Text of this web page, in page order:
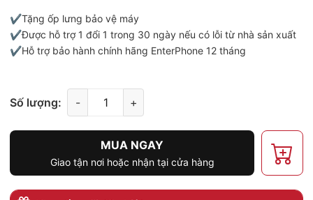
✔️Tặng ốp lưng bảo vệ máy
✔️Được hỗ trợ 1 đổi 1 trong 30 ngày nếu có lỗi từ nhà sản xuất
✔️Hỗ trợ bảo hành chính hãng EnterPhone 12 tháng
Số lượng: - +
MUA NGAY
Giao tận nơi hoặc nhận tại cửa hàng